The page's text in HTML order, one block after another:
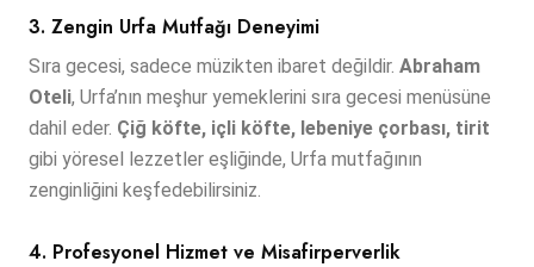
3. Zengin Urfa Mutfağı Deneyimi
Sıra gecesi, sadece müzikten ibaret değildir. Abraham
Oteli, Urfa’nın meşhur yemeklerini sıra gecesi menüsüne
dahil eder. Çiğ köfte, içli köfte, lebeniye çorbası, tirit
gibi yöresel lezzetler eşliğinde, Urfa mutfağının
zenginliğini keşfedebilirsiniz.
4. Profesyonel Hizmet ve Misafirperverlik